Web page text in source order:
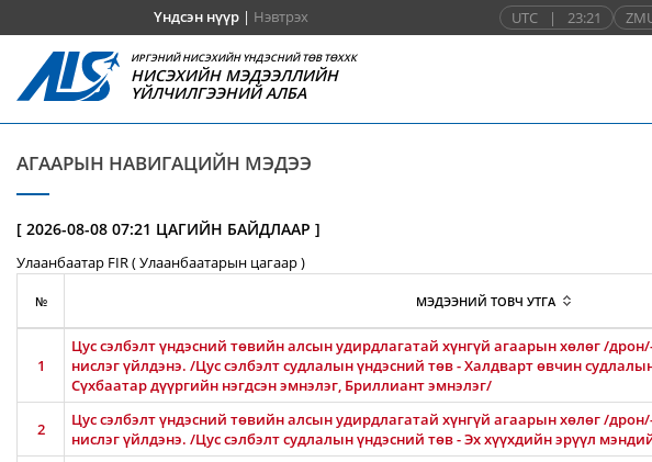
Үндсэн нүүр| Нэвтрэх UTC | 23:21
ИРГЭНИЙ НИСЭХИЙН ҮНДЭСНИЙ ТӨВ ТӨХХК
НИСЭХИЙН МЭДЭЭЛЛИЙН
ҮЙЛЧИЛГЭЭНИЙ АЛБА
АГААРЫН НАВИГАЦИЙН МЭДЭЭ
[ 2026-08-08 07:21 ЦАГИЙН БАЙДЛААР ]
Улаанбаатар FIR ( Улаанбаатарын цагаар )
№ МЭДЭЭНИЙ ТОВЧ УТГА
1
Цус сэлбэлт үндэсний төвийн алсын удирдлагатай хүнгүй агаарын хөлөг /
нислэг үйлдэнэ. /Цус сэлбэлт судлалын үндэсний төв - Халдварт өвчин
Сүхбаатар дүүргийн нэгдсэн эмнэлэг, Бриллиант эмнэлэг/
2
Цус сэлбэлт үндэсний төвийн алсын удирдлагатай хүнгүй агаарын хөлөг /
нислэг үйлдэнэ. /Цус сэлбэлт судлалын үндэсний төв - Эх хүүхдийн эрүүл